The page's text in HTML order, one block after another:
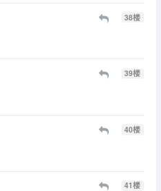
38楼
39楼
40楼
41楼